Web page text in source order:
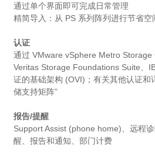
通过单个界面即可完成日常管理
精简导入：从 PS 系列阵列进行节省
认证
通过 VMware vSphere Metro Storage
Veritas Storage Foundations Suite、
证的基础架构 (OVI)；有关其他认证和
储支持矩阵”
报告/提醒
Support Assist (phone home)、远程
醒、报告和通知、部门计费